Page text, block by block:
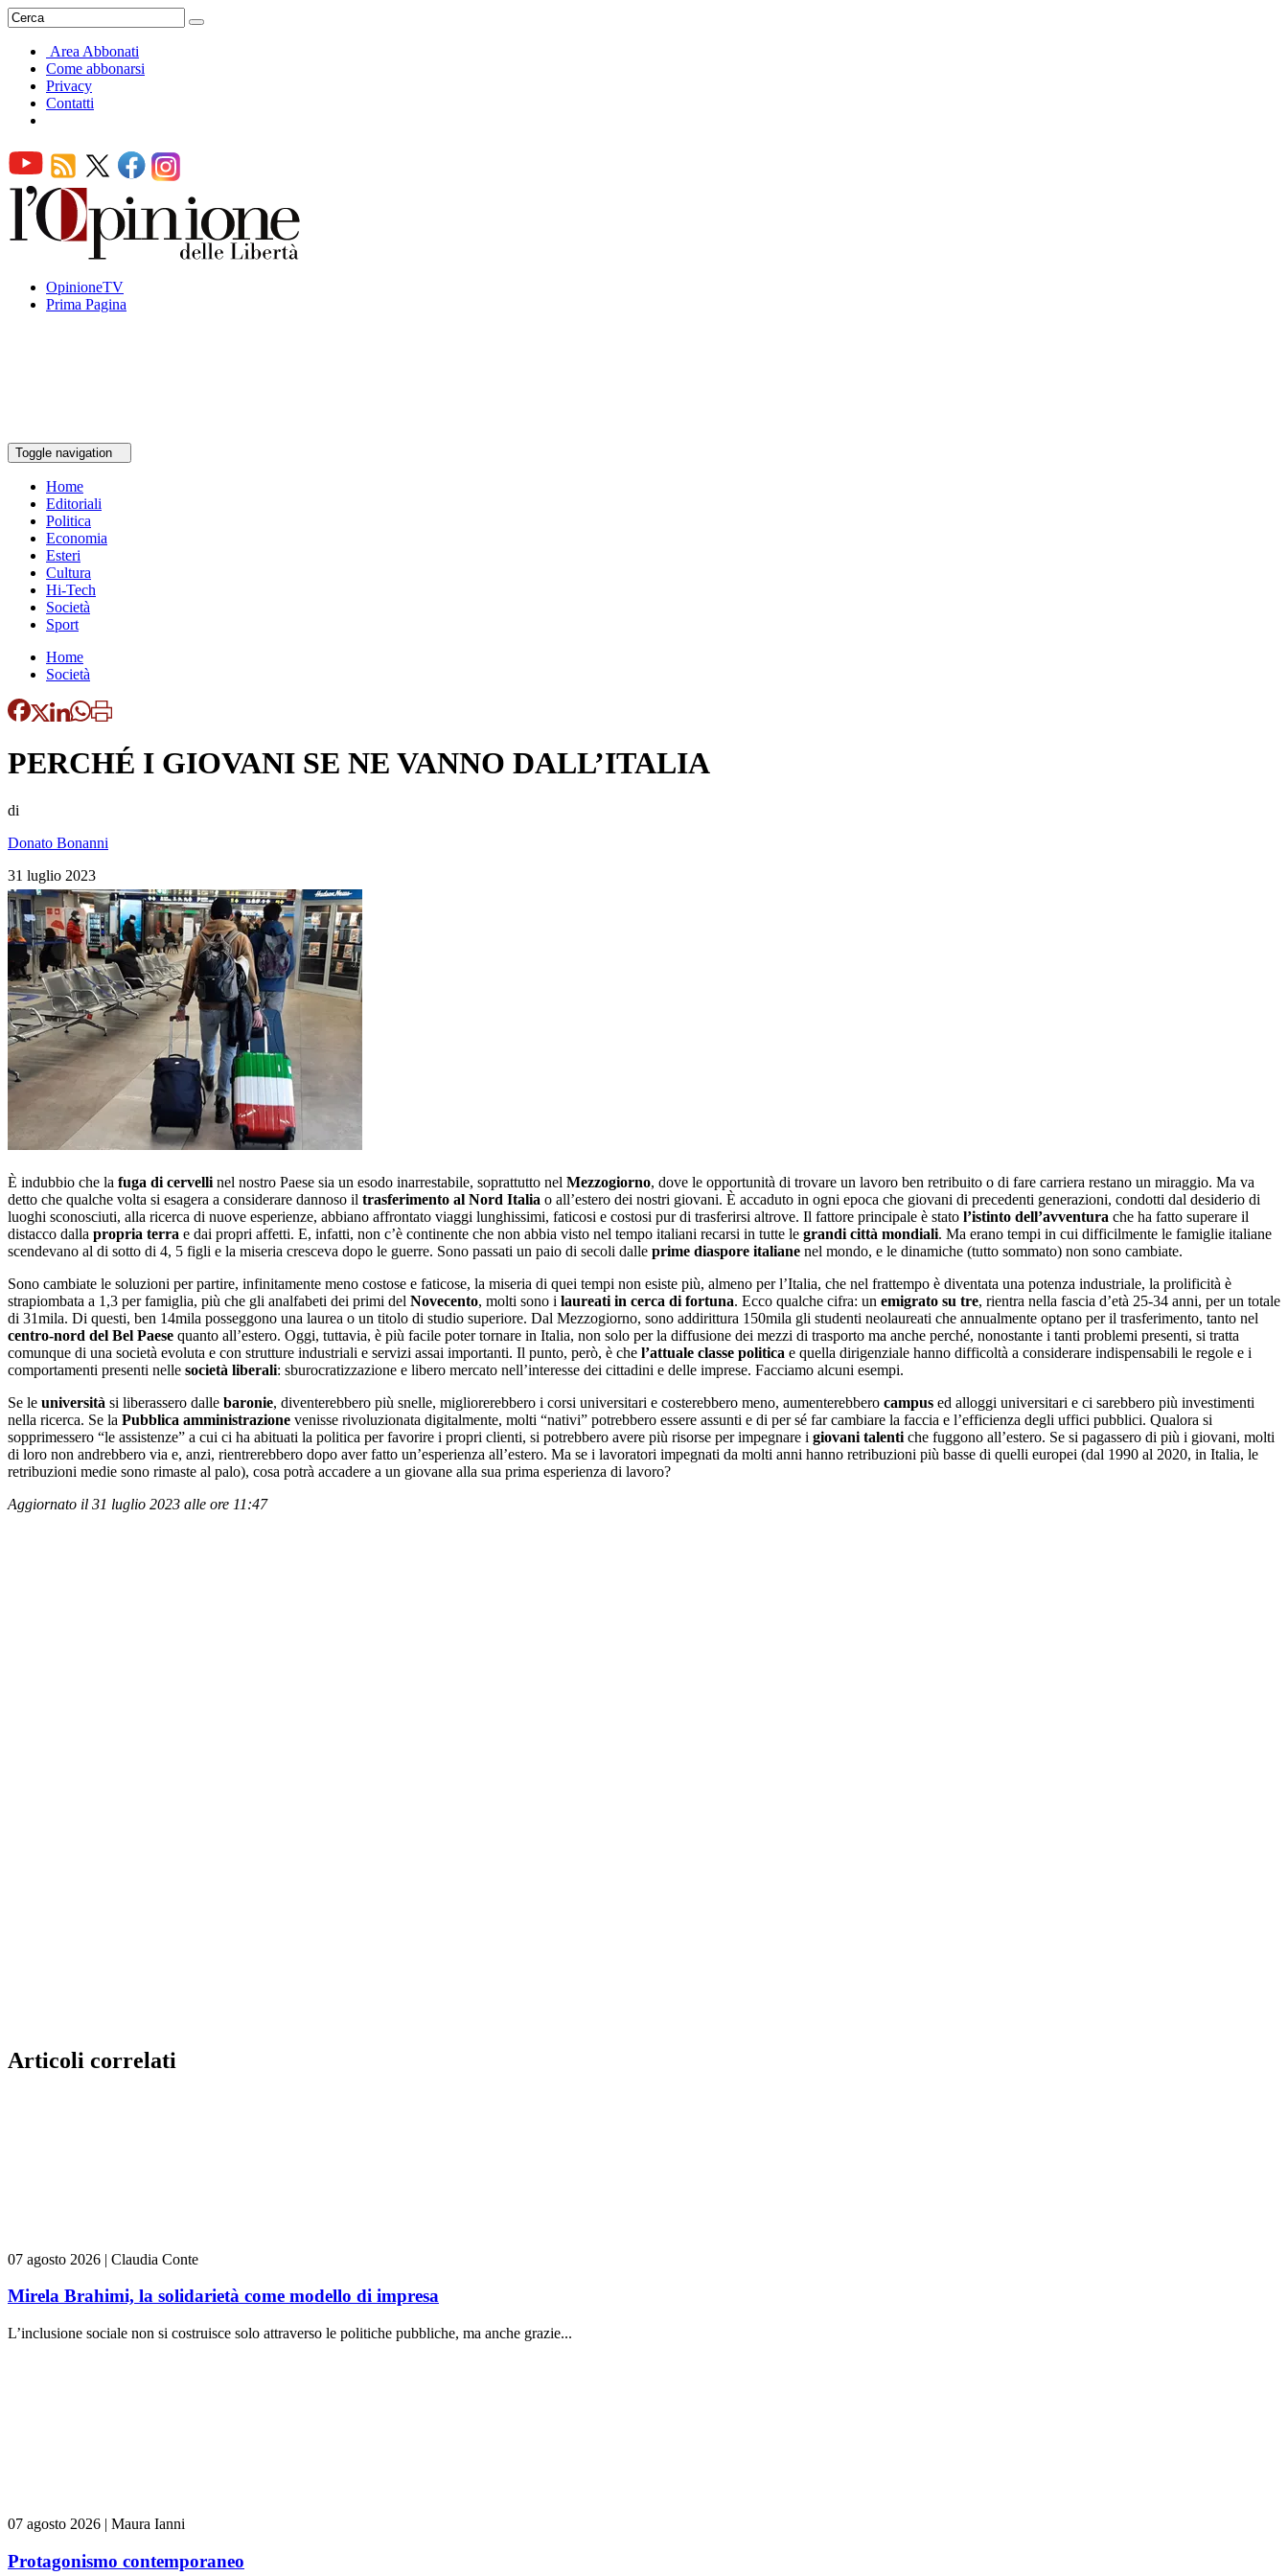
Area Abbonati
Come abbonarsi
Privacy
Contatti
OpinioneTV
Prima Pagina
Toggle navigation
Home
Editoriali
Politica
Economia
Esteri
Cultura
Hi-Tech
Società
Sport
Home
Società
PERCHÉ I GIOVANI SE NE VANNO DALL’ITALIA
di
Donato Bonanni
31 luglio 2023
È indubbio che la fuga di cervelli nel nostro Paese sia un esodo inarrestabile, soprattutto nel Mezzogiorno, dove le opportunità di trovare un lavoro ben retribuito o di fare carriera restano un miraggio. Ma va
detto che qualche volta si esagera a considerare dannoso il trasferimento al Nord Italia o all’estero dei nostri giovani. È accaduto in ogni epoca che giovani di precedenti generazioni, condotti dal desiderio di
luoghi sconosciuti, alla ricerca di nuove esperienze, abbiano affrontato viaggi lunghissimi, faticosi e costosi pur di trasferirsi altrove. Il fattore principale è stato l’istinto dell’avventura che ha fatto superare il
distacco dalla propria terra e dai propri affetti. E, infatti, non c’è continente che non abbia visto nel tempo italiani recarsi in tutte le grandi città mondiali. Ma erano tempi in cui difficilmente le famiglie italiane
scendevano al di sotto di 4, 5 figli e la miseria cresceva dopo le guerre. Sono passati un paio di secoli dalle prime diaspore italiane nel mondo, e le dinamiche (tutto sommato) non sono cambiate.
Sono cambiate le soluzioni per partire, infinitamente meno costose e faticose, la miseria di quei tempi non esiste più, almeno per l’Italia, che nel frattempo è diventata una potenza industriale, la prolificità è
strapiombata a 1,3 per famiglia, più che gli analfabeti dei primi del Novecento, molti sono i laureati in cerca di fortuna. Ecco qualche cifra: un emigrato su tre, rientra nella fascia d’età 25-34 anni, per un totale
di 31mila. Di questi, ben 14mila posseggono una laurea o un titolo di studio superiore. Dal Mezzogiorno, sono addirittura 150mila gli studenti neolaureati che annualmente optano per il trasferimento, tanto nel
centro-nord del Bel Paese quanto all’estero. Oggi, tuttavia, è più facile poter tornare in Italia, non solo per la diffusione dei mezzi di trasporto ma anche perché, nonostante i tanti problemi presenti, si tratta
comunque di una società evoluta e con strutture industriali e servizi assai importanti. Il punto, però, è che l’attuale classe politica e quella dirigenziale hanno difficoltà a considerare indispensabili le regole e i
comportamenti presenti nelle società liberali: sburocratizzazione e libero mercato nell’interesse dei cittadini e delle imprese. Facciamo alcuni esempi.
Se le università si liberassero dalle baronie, diventerebbero più snelle, migliorerebbero i corsi universitari e costerebbero meno, aumenterebbero campus ed alloggi universitari e ci sarebbero più investimenti
nella ricerca. Se la Pubblica amministrazione venisse rivoluzionata digitalmente, molti “nativi” potrebbero essere assunti e di per sé far cambiare la faccia e l’efficienza degli uffici pubblici. Qualora si
sopprimessero “le assistenze” a cui ci ha abituati la politica per favorire i propri clienti, si potrebbero avere più risorse per impegnare i giovani talenti che fuggono all’estero. Se si pagassero di più i giovani, molti
di loro non andrebbero via e, anzi, rientrerebbero dopo aver fatto un’esperienza all’estero. Ma se i lavoratori impegnati da molti anni hanno retribuzioni più basse di quelli europei (dal 1990 al 2020, in Italia, le
retribuzioni medie sono rimaste al palo), cosa potrà accadere a un giovane alla sua prima esperienza di lavoro?
Aggiornato il 31 luglio 2023 alle ore 11:47
Articoli correlati
07 agosto 2026 | Claudia Conte
Mirela Brahimi, la solidarietà come modello di impresa
L’inclusione sociale non si costruisce solo attraverso le politiche pubbliche, ma anche grazie...
07 agosto 2026 | Maura Ianni
Protagonismo contemporaneo